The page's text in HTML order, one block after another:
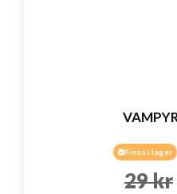
Finns i lager
29kr